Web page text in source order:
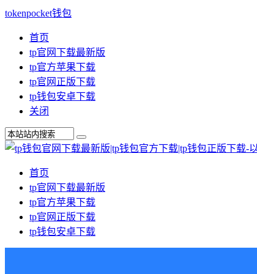
tokenpocket钱包
首页
tp官网下载最新版
tp官方苹果下载
tp官网正版下载
tp钱包安卓下载
关闭
首页
tp官网下载最新版
tp官方苹果下载
tp官网正版下载
tp钱包安卓下载